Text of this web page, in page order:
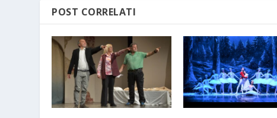
POST CORRELATI